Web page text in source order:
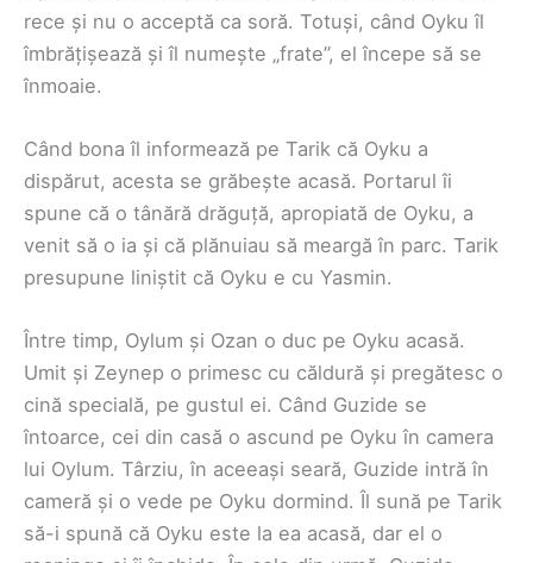
rece și nu o acceptă ca soră. Totuși, când Oyku îl
îmbrățișează și îl numește „frate”, el începe să se
înmoaie.
Când bona îl informează pe Tarik că Oyku a
dispărut, acesta se grăbește acasă. Portarul îi
spune că o tânără drăguță, apropiată de Oyku, a
venit să o ia și că plănuiau să meargă în parc. Tarik
presupune liniștit că Oyku e cu Yasmin.
Între timp, Oylum și Ozan o duc pe Oyku acasă.
Umit și Zeynep o primesc cu căldură și pregătesc o
cină specială, pe gustul ei. Când Guzide se
întoarce, cei din casă o ascund pe Oyku în camera
lui Oylum. Târziu, în aceeași seară, Guzide intră în
cameră și o vede pe Oyku dormind. Îl sună pe Tarik
să-i spună că Oyku este la ea acasă, dar el o